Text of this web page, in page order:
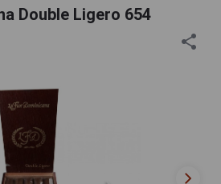
Double Ligero 654